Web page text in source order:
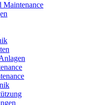
Maintenance